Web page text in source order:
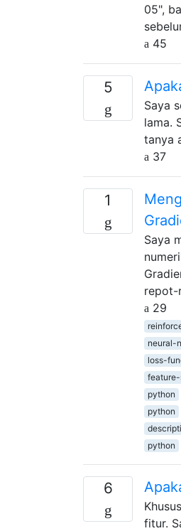
05",
45
5
Saya
lama.
tanya
37
1
Saya
repot-
29
neural-
loss-
python
python
python
6
fitur.